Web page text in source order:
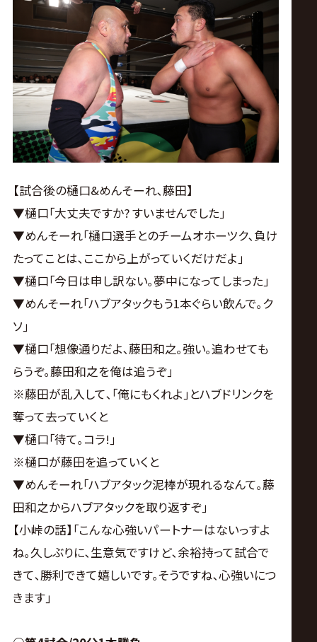
【試合後の樋口&めんそーれ､藤田】
▼樋口｢大丈夫ですか? すいませんでした｣
▼めんそーれ｢樋口選手とのチームオホーツク､負け
たってことは､ここから上がっていくだけだよ｣
▼樋口｢今日は申し訳ない｡夢中になってしまった｣
▼めんそーれ｢ハブアタックもう1本ぐらい飲んで｡ク
ソ｣
▼樋口｢想像通りだよ､藤田和之｡強い｡追わせても
らうぞ｡藤田和之を俺は追うぞ｣
※藤田が乱入して､｢俺にもくれよ｣とハブドリンクを
奪って去っていくと
▼樋口｢待て｡コラ!｣
※樋口が藤田を追っていくと
▼めんそーれ｢ハブアタック泥棒が現れるなんて｡藤
田和之からハブアタックを取り返すぞ｣
【小峠の話】｢こんな心強いパートナーはないっすよ
ね｡久しぶりに､生意気ですけど､余裕持って試合で
きて､勝利できて嬉しいです｡そうですね､心強いにつ
きます｣